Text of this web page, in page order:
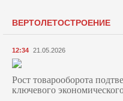
ВЕРТОЛЕТОСТРОЕНИЕ
12:34 21.05.2026
Рост товарооборота
ключевого